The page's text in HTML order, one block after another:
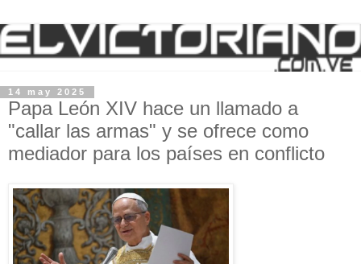
14 may 2025
Papa León XIV hace un llamado a
"callar las armas" y se ofrece como
mediador para los países en conflicto